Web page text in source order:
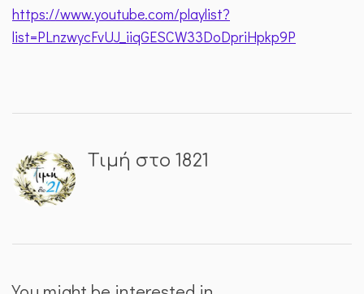
https://www.youtube.com/playlist?
list=PLnzwycFvUJ_iiqGESCW33DoDpriHpkp9P
Τιμή στο 1821